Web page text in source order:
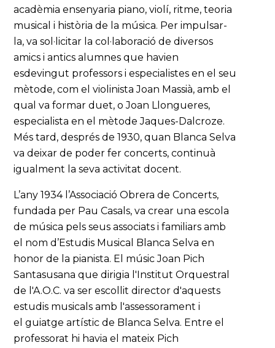
acadèmia ensenyaria piano, violí, ritme, teoria
musical i història de la música. Per impulsar-
la, va sol·licitar la col·laboració de diversos
amics i antics alumnes que havien
esdevingut professors i especialistes en el seu
mètode, com el violinista Joan Massià, amb el
qual va formar duet, o Joan Llongueres,
especialista en el mètode Jaques-Dalcroze.
Més tard, després de 1930, quan Blanca Selva
va deixar de poder fer concerts, continuà
igualment la seva activitat docent.
L’any 1934 l’Associació Obrera de Concerts,
fundada per Pau Casals, va crear una escola
de música pels seus associats i familiars amb
el nom d’Estudis Musical Blanca Selva en
honor de la pianista. El músic Joan Pich
Santasusana que dirigia l'Institut Orquestral
de l'A.O.C. va ser escollit director d'aquests
estudis musicals amb l'assessorament i
el guiatge artístic de Blanca Selva. Entre el
professorat hi havia el mateix Pich